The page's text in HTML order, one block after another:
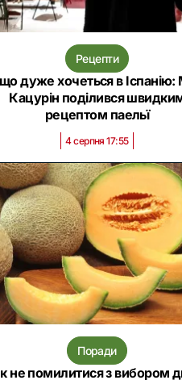
Рецепти
дуже хочеться в Іспанію:
Кацурін поділився
рецептом паельї
4 серпня 17:55
Поради
не помилитися з вибором